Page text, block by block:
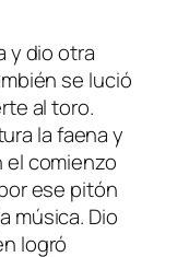
y dio otra
se lució
al toro.
la faena y
comienzo
ese pitón
música. Dio
logró